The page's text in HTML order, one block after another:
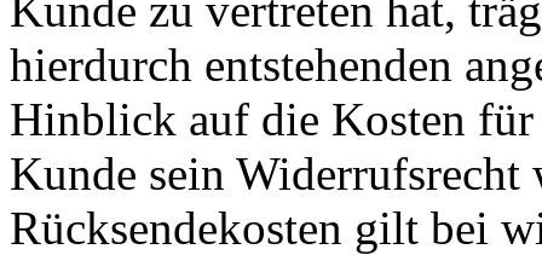
hierdurch entstehenden
Hinblick auf die Kosten
Kunde sein Widerrufsrecht
Rücksendekosten gilt bei